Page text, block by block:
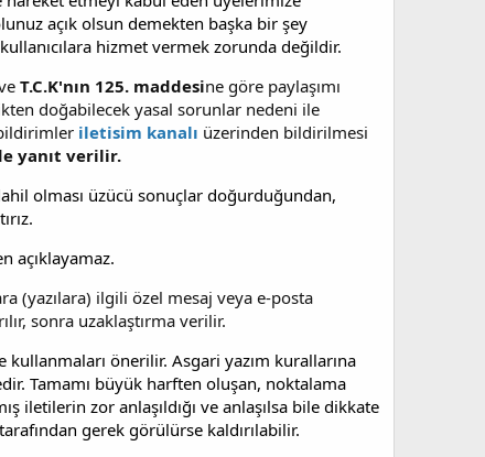
açık olsun demekten başka bir şey
hizmet vermek zorunda değildir.
T.C.K'nın 125. maddesine göre paylaşımı
doğabilecek yasal sorunlar nedeni ile
iletisim kanalı üzerinden bildirilmesi
yanıt verilir.
olması üzücü sonuçlar doğurduğundan,
açıklayamaz.
(yazılara) ilgili özel mesaj veya e-posta
sonra uzaklaştırma verilir.
önerilir. Asgari yazım kurallarına
Tamamı büyük harften oluşan, noktalama
iletilerin zor anlaşıldığı ve anlaşılsa bile dikkate
gerek görülürse kaldırılabilir.